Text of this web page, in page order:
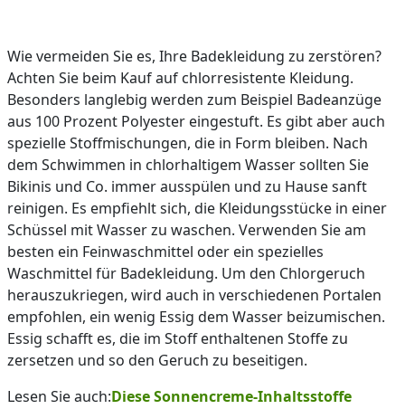
Wie vermeiden Sie es, Ihre Badekleidung zu zerstören?
Achten Sie beim Kauf auf chlorresistente Kleidung.
Besonders langlebig werden zum Beispiel Badeanzüge
aus 100 Prozent Polyester eingestuft. Es gibt aber auch
spezielle Stoffmischungen, die in Form bleiben. Nach
dem Schwimmen in chlorhaltigem Wasser sollten Sie
Bikinis und Co. immer ausspülen und zu Hause sanft
reinigen. Es empfiehlt sich, die Kleidungsstücke in einer
Schüssel mit Wasser zu waschen. Verwenden Sie am
besten ein Feinwaschmittel oder ein spezielles
Waschmittel für Badekleidung. Um den Chlorgeruch
herauszukriegen, wird auch in verschiedenen Portalen
empfohlen, ein wenig Essig dem Wasser beizumischen.
Essig schafft es, die im Stoff enthaltenen Stoffe zu
zersetzen und so den Geruch zu beseitigen.
Lesen Sie auch:Diese Sonnencreme-Inhaltsstoffe